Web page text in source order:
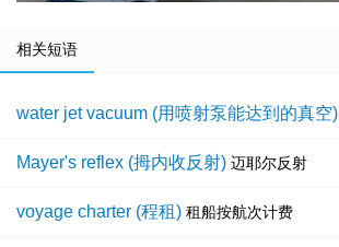
相关短语
water jet vacuum (用喷射泵能达到的真空)
Mayer's reflex (拇内收反射) 迈耶尔反射
voyage charter (程租) 租船按航次计费